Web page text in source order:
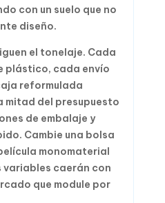
con un suelo que no
diseño.
el tonelaje. Cada
plástico, cada envío
reformulada
mitad del presupuesto
de embalaje y
Cambie una bolsa
monomaterial
variables caerán con
que module por